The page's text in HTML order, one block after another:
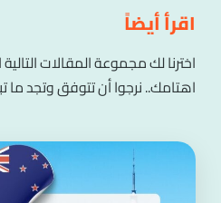
اقرأ أيضاً
اخترنا لك مجموعة المقالات
اهتامك.. نرجوا أن تتوفق وتجد ما